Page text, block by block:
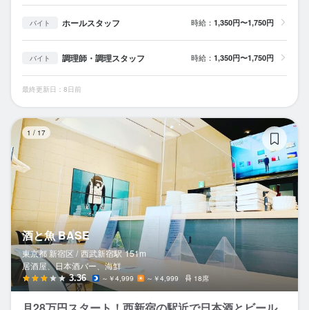
バイト ホールスタッフ 時給： 1,350円〜1,750円
バイト 調理師・調理スタッフ 時給： 1,350円〜1,750円
最終更新日：8日前
1 / 17
酒と魚 BASE
東京都 新宿区 / 西武新宿駅 151m
居酒屋、日本酒バー、海鮮
3.36 ～￥4,999 ～￥4,999 18席